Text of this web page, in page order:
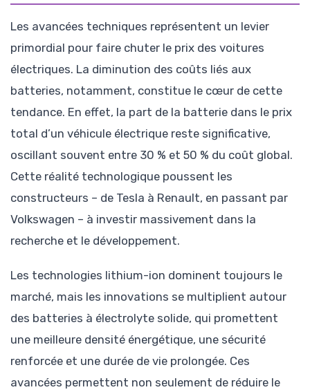
Les avancées techniques représentent un levier
primordial pour faire chuter le prix des voitures
électriques. La diminution des coûts liés aux
batteries, notamment, constitue le cœur de cette
tendance. En effet, la part de la batterie dans le prix
total d’un véhicule électrique reste significative,
oscillant souvent entre 30 % et 50 % du coût global.
Cette réalité technologique poussent les
constructeurs – de Tesla à Renault, en passant par
Volkswagen – à investir massivement dans la
recherche et le développement.
Les technologies lithium-ion dominent toujours le
marché, mais les innovations se multiplient autour
des batteries à électrolyte solide, qui promettent
une meilleure densité énergétique, une sécurité
renforcée et une durée de vie prolongée. Ces
avancées permettent non seulement de réduire le